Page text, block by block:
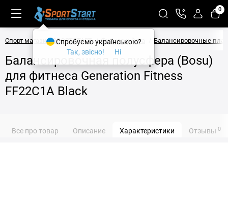
0
Спорт магазин SPORTSTART Фитнес и йога Балансировочные
Балансировочная полусфера (Bosu)
для фитнеса Generation Fitness
FF22C1A Black
Все про товар Описание Характеристики Отзывы 0
Спробуємо українською?
Так, звісно!
Ні